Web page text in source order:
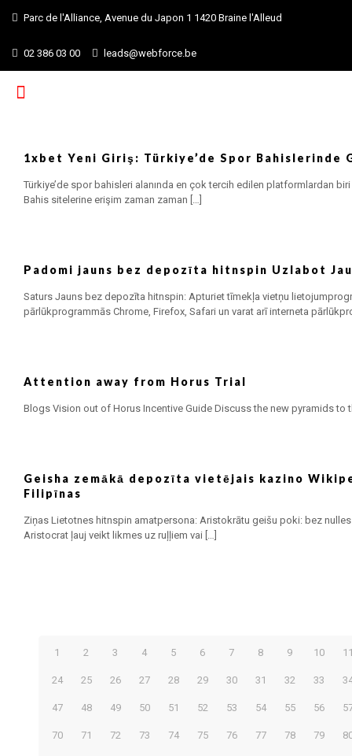
Parc de l'Alliance, Avenue du Japon 1 1420 Braine l'Alleud
02 386 03 00 leads@webforce.be
1xbet Yeni Giriş: Türkiye’de Spor Bahislerinde
Türkiye’de spor bahisleri alanında en çok tercih edilen platformlardan
Bahis sitelerine erişim zaman zaman […]
Padomi jauns bez depozīta hitnspin Uzlabot
Saturs Jauns bez depozīta hitnspin: Apturiet tīmekļa vietņu
pārlūkprogrammās Chrome, Firefox, Safari un varat arī interneta
Attention away from Horus Trial
Blogs Vision out of Horus Incentive Guide Discuss the new pyramids
Geisha zemākā depozīta vietējais kazino
Filipīnas
Ziņas Lietotnes hitnspin amatpersona: Aristokrātu geišu poki: bez
Aristocrat ļauj veikt likmes uz ruļļiem vai […]
1 2 3 4 5 6 7 8 9 10
24 25 26 27 28 29 30 31 32 33
47 48 49 50 51 52 53 54 55 56
70 71 72 73 74 75 76 77 78 79